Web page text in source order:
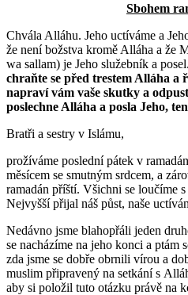
Sbohem
Chvála Alláhu. Jeho uctíváme a
že není božstva kromě Alláha a že
wa sallam) je Jeho služebník a posel.
chraňte se před trestem Alláha a
napraví vám vaše skutky a
poslechne Alláha a posla Jeho,
Bratři a sestry v Islámu,
prožíváme poslední pátek v
měsícem se smutným srdcem, a
ramadán příští. Všichni se loučíme
Nejvyšší přijal náš půst, naše
Nedávno jsme blahopřáli jeden
se nacházíme na jeho konci a ptám
zda jsme se dobře obrnili vírou a
muslim připravený na setkání s
aby si položil tuto otázku právě na